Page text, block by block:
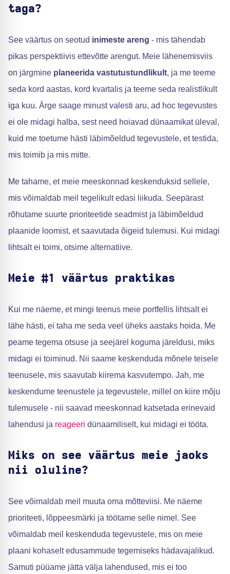
taga?
See väärtus on seotud inimeste areng - mis tähendab
pikas perspektiivis ettevõtte arengut. Meie lähenemisviis
on järgmine planeerida vastutustundlikult, ja me teeme
seda kord aastas, kord kvartalis ja teeme seda realistlikult
iga kuu. Ärge saage minust valesti aru, ad hoc tegevustes
ei ole midagi halba, sest need hoiavad dünaamikat üleval,
kuid me toetume hästi läbimõeldud tegevustele, et testida,
mis toimib ja mis mitte.
Me tahame, et meie meeskonnad keskenduksid sellele,
mis võimaldab meil tegelikult edasi liikuda. Seepärast
rõhutame suurte prioriteetide seadmist ja läbimõeldud
plaanide loomist, et saavutada õigeid tulemusi. Kui midagi
lihtsalt ei toimi, otsime alternatiive.
Meie #1 väärtus praktikas
Kui me näeme, et mingi teenus meie portfellis lihtsalt ei
lähe hästi, ei taha me seda veel üheks aastaks hoida. Me
peame tegema otsuse ja seejärel koguma järeldusi, miks
midagi ei toiminud. Nii saame keskenduda mõnele teisele
teenusele, mis saavutab kiirema kasvutempo. Jah, me
keskendume teenustele ja tegevustele, millel on kiire mõju
tulemusele - nii saavad meeskonnad katsetada erinevaid
lahendusi ja reageeri dünaamiliselt, kui midagi ei tööta.
Miks on see väärtus meie jaoks
nii oluline?
See võimaldab meil muuta oma mõtteviisi. Me näeme
prioriteeti, lõppeesmärki ja töötame selle nimel. See
võimaldab meil keskenduda tegevustele, mis on meie
plaani kohaselt edusammude tegemiseks hädavajalikud.
Samuti püüame jätta välja lahendused, mis ei too